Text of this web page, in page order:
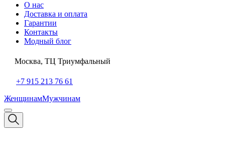
О нас
Доставка и оплата
Гарантии
Контакты
Модный блог
Москва, ТЦ Триумфальный
+7 915 213 76 61
ЖенщинамМужчинам